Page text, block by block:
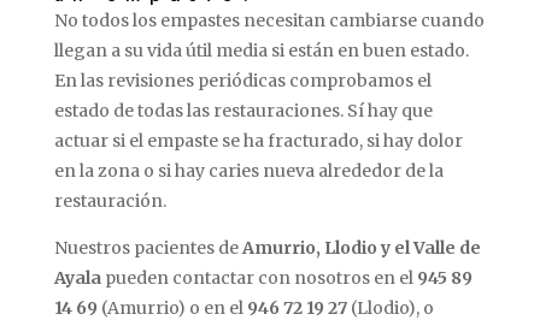
No todos los empastes necesitan cambiarse cuando
llegan a su vida útil media si están en buen estado.
En las revisiones periódicas comprobamos el
estado de todas las restauraciones. Sí hay que
actuar si el empaste se ha fracturado, si hay dolor
en la zona o si hay caries nueva alrededor de la
restauración.
Nuestros pacientes deAmurrio, Llodio y el Valle de
Ayalapueden contactar con nosotros en el 945 89
14 69 (Amurrio) o en el 946 72 19 27(Llodio), o